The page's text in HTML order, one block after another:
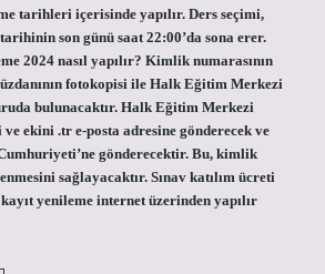
tarihleri ​​içerisinde yapılır. Ders seçimi,
son günü saat 22:00’da sona erer.
2024 nasıl yapılır? Kimlik numarasının
fotokopisi ile Halk Eğitim Merkezi
bulunacaktır. Halk Eğitim Merkezi
ekini .tr e-posta adresine gönderecek ve
gönderecektir. Bu, kimlik
sağlayacaktır. Sınav katılım ücreti
yenileme internet üzerinden yapılır